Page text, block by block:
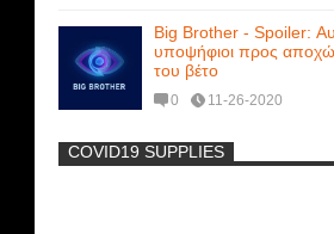
Big Brother - Spoiler:
υποψήφιοι προς
του βέτο
0 11-26-2020
-
COVID19 SUPPLIES